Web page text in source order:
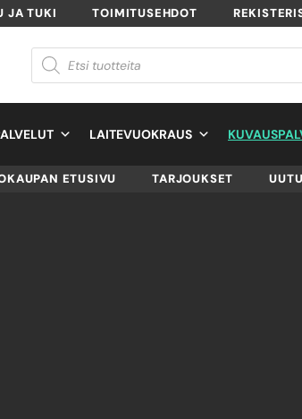
JA TUKI TOIMITUSEHDOT
LAITEVUOKRAUS
ETUSIVU TARJOUKSET